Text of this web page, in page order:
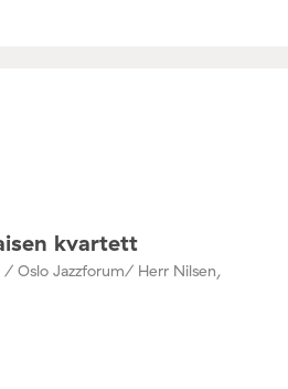
kvartett
/ Oslo Jazzforum/ Herr Nilsen,